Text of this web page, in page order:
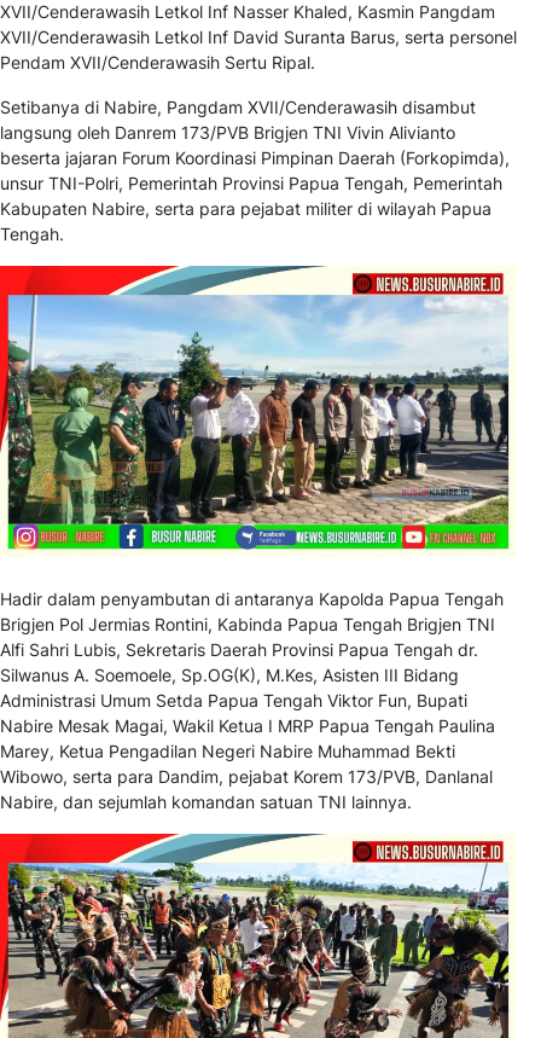
XVII/Cenderawasih Letkol Inf Nasser Khaled, Kasmin Pangdam
XVII/Cenderawasih Letkol Inf David Suranta Barus, serta personel
Pendam XVII/Cenderawasih Sertu Ripal.
Setibanya di Nabire, Pangdam XVII/Cenderawasih disambut
langsung oleh Danrem 173/PVB Brigjen TNI Vivin Alivianto
beserta jajaran Forum Koordinasi Pimpinan Daerah (Forkopimda),
unsur TNI-Polri, Pemerintah Provinsi Papua Tengah, Pemerintah
Kabupaten Nabire, serta para pejabat militer di wilayah Papua
Tengah.
Hadir dalam penyambutan di antaranya Kapolda Papua Tengah
Brigjen Pol Jermias Rontini, Kabinda Papua Tengah Brigjen TNI
Alfi Sahri Lubis, Sekretaris Daerah Provinsi Papua Tengah dr.
Silwanus A. Soemoele, Sp.OG(K), M.Kes, Asisten III Bidang
Administrasi Umum Setda Papua Tengah Viktor Fun, Bupati
Nabire Mesak Magai, Wakil Ketua I MRP Papua Tengah Paulina
Marey, Ketua Pengadilan Negeri Nabire Muhammad Bekti
Wibowo, serta para Dandim, pejabat Korem 173/PVB, Danlanal
Nabire, dan sejumlah komandan satuan TNI lainnya.